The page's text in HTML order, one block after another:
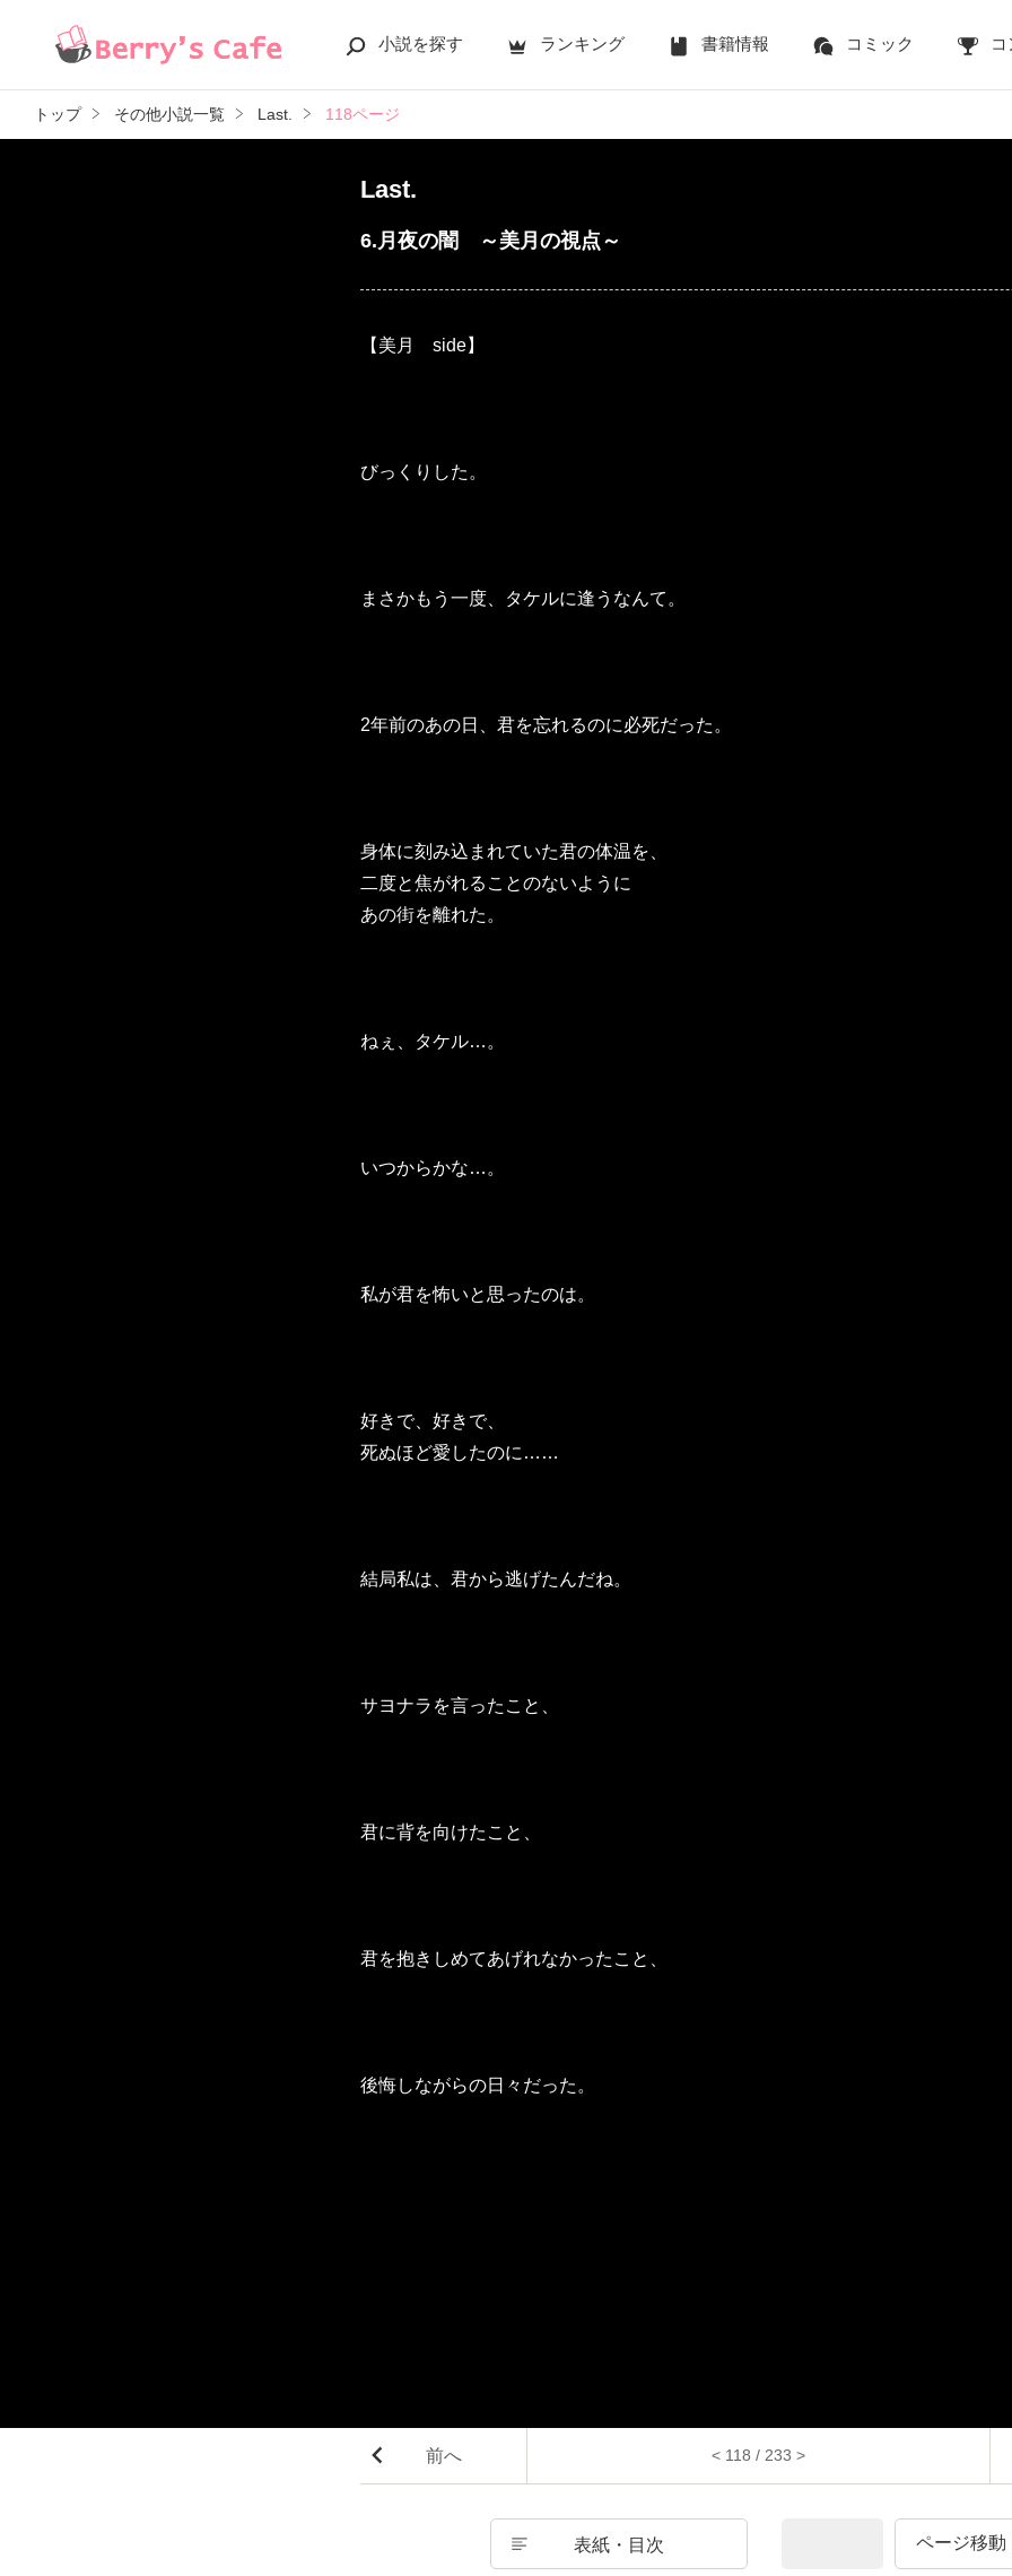
小説を探す ランキング 書籍情報 コミック
トップ その他小説一覧 Last. 118ページ
Last.
6.月夜の闇 ～美月の視点～
【美月 side】
びっくりした。
まさかもう一度、タケルに逢うなんて。
2年前のあの日、君を忘れるのに必死だった。
身体に刻み込まれていた君の体温を、
二度と焦がれることのないように
あの街を離れた。
ねぇ、タケル…。
いつからかな…。
私が君を怖いと思ったのは。
好きで、好きで、
死ぬほど愛したのに……
結局私は、君から逃げたんだね。
サヨナラを言ったこと、
君に背を向けたこと、
君を抱きしめてあげれなかったこと、
後悔しながらの日々だった。
前へ < 118 / 233 >
表紙・目次